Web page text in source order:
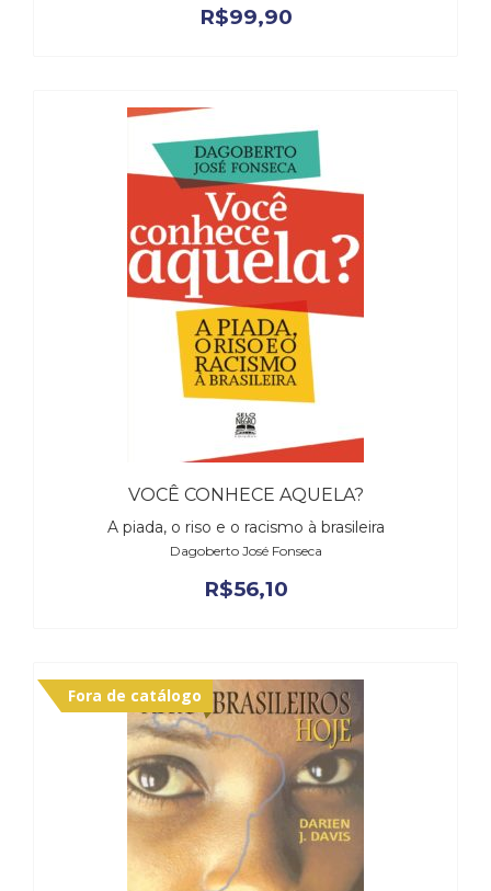
R$99,90
VOCÊ CONHECE AQUELA?
A piada, o riso e o racismo à brasileira
Dagoberto José Fonseca
R$56,10
Fora de catálogo